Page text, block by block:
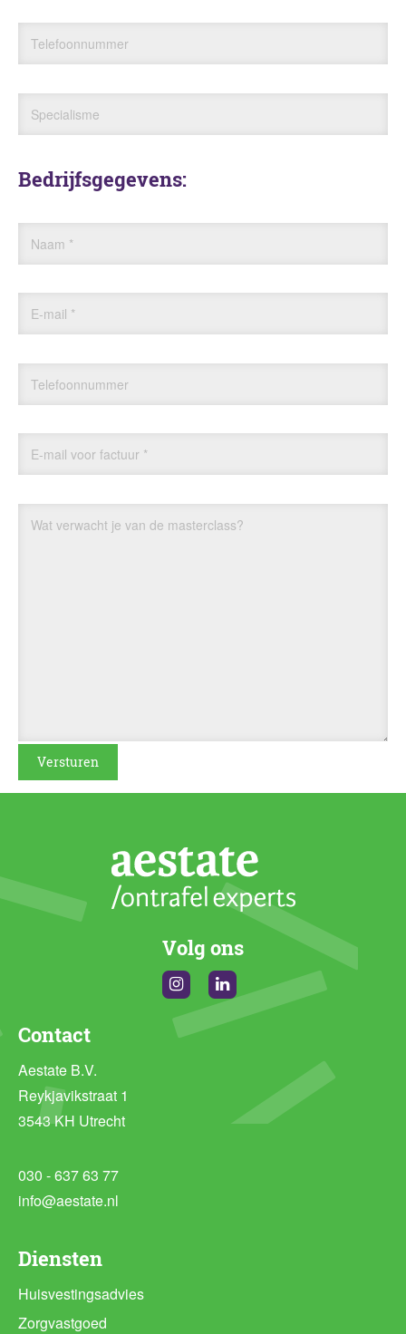
Telefoonnummer
Specialisme
Bedrijfsgegevens:
Naam *
E-mail *
Telefoonnummer
E-mail voor factuur *
Wat verwacht je van de masterclass?
Volg ons
InstagramLinkedin
Diensten
Huisvestingsadvies
Zorgvastgoed
Contact
Aestate B.V.
Reykjavikstraat 1
3543 KH Utrecht
030 - 637 63 77
info@aestate.nl